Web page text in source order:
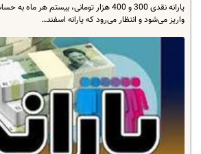
یارانه نقدی 300 و 400 هزار تومانی، بیستم هر
واریز می‌شود و انتظار می‌رود که یارانه اسفند…